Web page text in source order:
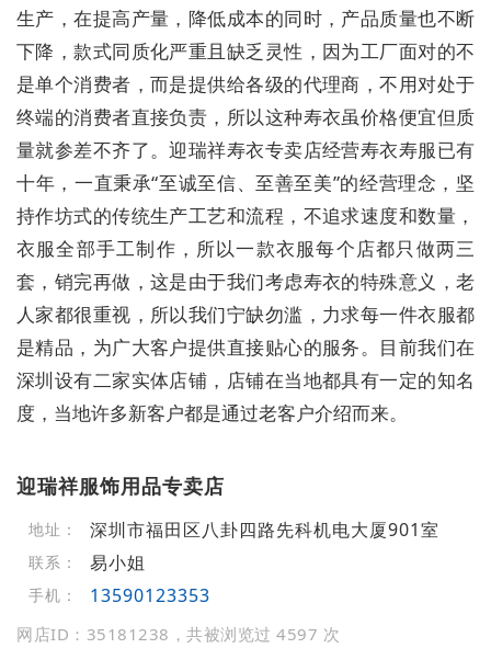
生产，在提高产量，降低成本的同时，产品质量也不断
下降，款式同质化严重且缺乏灵性，因为工厂面对的不
是单个消费者，而是提供给各级的代理商，不用对处于
终端的消费者直接负责，所以这种寿衣虽价格便宜但质
量就参差不齐了。迎瑞祥寿衣专卖店经营寿衣寿服已有
十年，一直秉承“至诚至信、至善至美”的经营理念，坚
持作坊式的传统生产工艺和流程，不追求速度和数量，
衣服全部手工制作，所以一款衣服每个店都只做两三
套，销完再做，这是由于我们考虑寿衣的特殊意义，老
人家都很重视，所以我们宁缺勿滥，力求每一件衣服都
是精品，为广大客户提供直接贴心的服务。目前我们在
深圳设有二家实体店铺，店铺在当地都具有一定的知名
度，当地许多新客户都是通过老客户介绍而来。
迎瑞祥服饰用品专卖店
地址： 深圳市福田区八卦四路先科机电大厦901室
联系： 易小姐
手机： 13590123353
网店ID：35181238，共被浏览过 4597 次